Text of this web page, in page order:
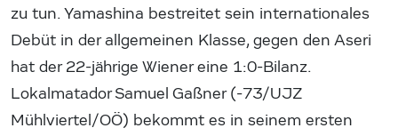
zu tun. Yamashina bestreitet sein internationales
Debüt in der allgemeinen Klasse, gegen den Aseri
hat der 22-jährige Wiener eine 1:0-Bilanz.
Lokalmatador Samuel Gaßner (-73/UJZ
Mühlviertel/OÖ) bekommt es in seinem ersten